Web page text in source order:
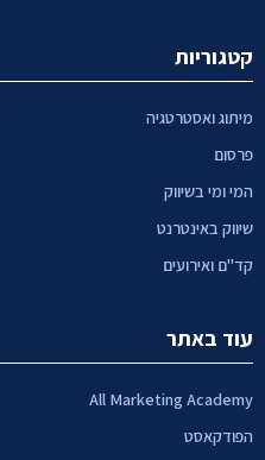
קטגוריות
מיתוג ואסטרטגיה
פרסום
המי ומי בשיווק
שיווק באינטרנט
קד"ם ואירועים
עוד באתר
All Marketing Academy
הפודקאסט